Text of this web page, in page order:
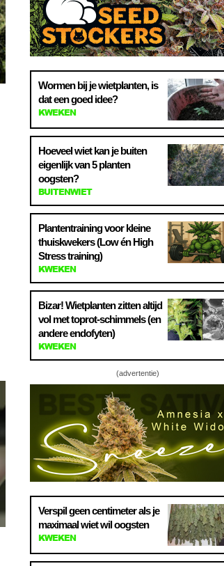
Wormen bij je wietplanten, is
dat een goed idee?
KWEKEN
Hoeveel wiet kan je buiten
eigenlijk van 5 planten
oogsten?
BUITENWIET
Plantentraining voor kleine
thuiskwekers (Low én High
Stress training)
KWEKEN
Bizar! Wietplanten zitten altijd
vol met toprot-schimmels (en
andere endofyten)
KWEKEN
(advertentie)
Verspil geen centimeter als je
maximaal wiet wil oogsten
KWEKEN